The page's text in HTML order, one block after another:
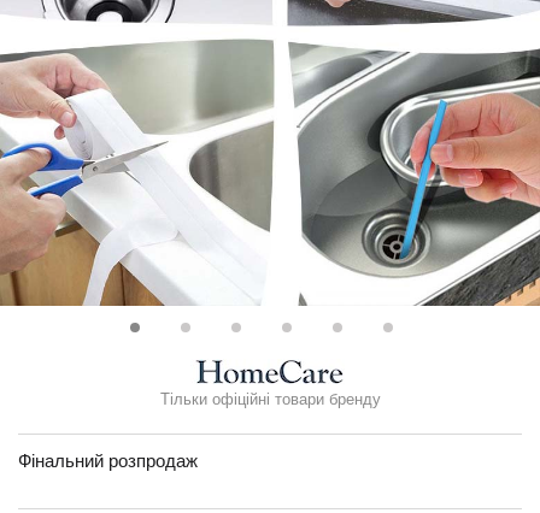
Тільки офіційні товари бренду
Фінальний розпродаж